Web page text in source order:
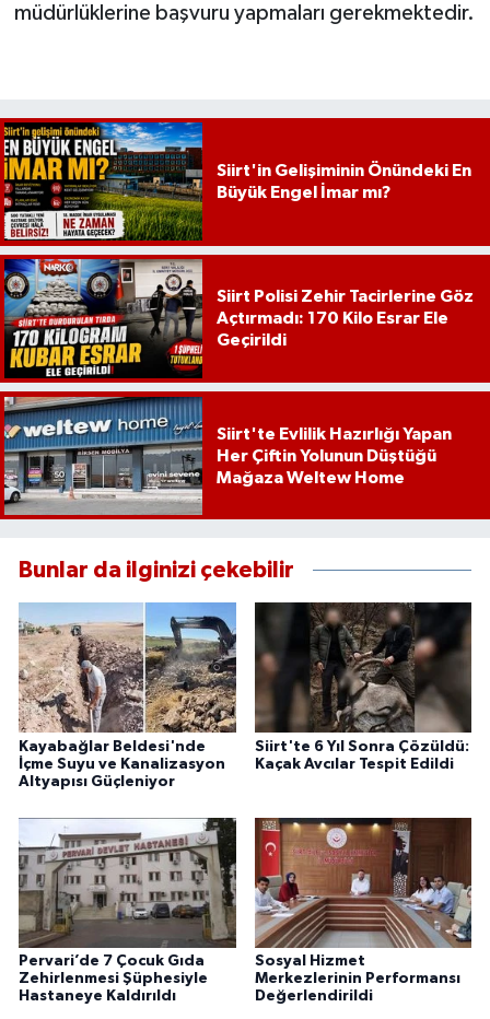
müdürlüklerine başvuru yapmaları gerekmektedir.
Siirt'in Gelişiminin Önündeki En
Büyük Engel İmar mı?
Siirt Polisi Zehir Tacirlerine Göz
Açtırmadı: 170 Kilo Esrar Ele
Geçirildi
Siirt'te Evlilik Hazırlığı Yapan
Her Çiftin Yolunun Düştüğü
Mağaza Weltew Home
Bunlar da ilginizi çekebilir
Kayabağlar Beldesi'nde
İçme Suyu ve Kanalizasyon
Altyapısı Güçleniyor
Siirt'te 6 Yıl Sonra Çözüldü:
Kaçak Avcılar Tespit Edildi
Pervari’de 7 Çocuk Gıda
Zehirlenmesi Şüphesiyle
Hastaneye Kaldırıldı
Sosyal Hizmet
Merkezlerinin Performansı
Değerlendirildi